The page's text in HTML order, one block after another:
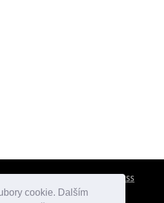
cookie. Dalším
RSS